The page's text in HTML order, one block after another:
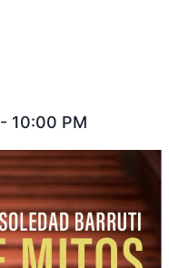
- 10:00 PM